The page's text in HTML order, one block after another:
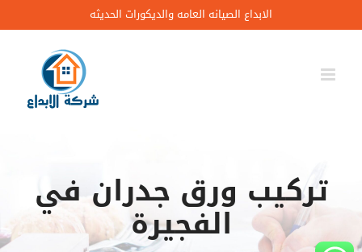
to
content
الابداع الصيانه العامه والديكورات الحديثه
تركيب ورق جدران في
الفجيرة